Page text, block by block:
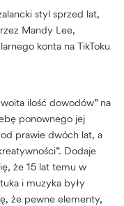
styl sprzed lat,
Mandy Lee,
konta na TikToku
ilość dowodów” na
ponownego jej
prawie dwóch lat, a
Dodaje
że 15 lat temu w
i muzyka były
że pewne elementy,